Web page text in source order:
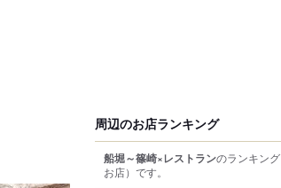
周辺のお店ランキング
船堀～篠崎×レストランのランキング
お店） です。